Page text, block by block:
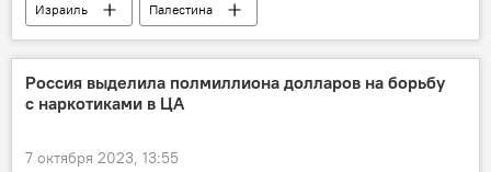
Израиль
Палестина
Происшествия, ЧП, криминал
Мир
ХАМАС
Россия выделила полмиллиона долларов на борьбу
с наркотиками в ЦА
7 октября 2023, 13:55